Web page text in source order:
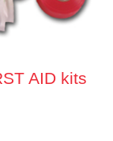
AID kits